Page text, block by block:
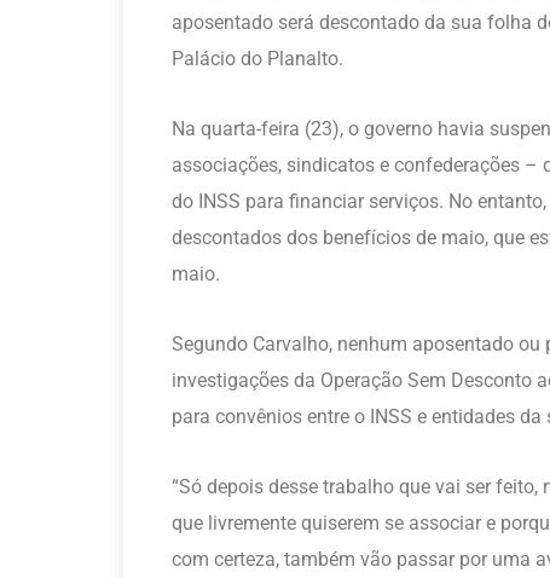
aposentado será descontado da sua folha
Palácio do Planalto.
Na quarta-feira (23), o governo havia
associações, sindicatos e confederações
do INSS para financiar serviços. No
descontados dos benefícios de maio, que
maio.
Segundo Carvalho, nenhum aposentado
investigações da Operação Sem Desconto
para convênios entre o INSS e entidades da
“Só depois desse trabalho que vai ser
que livremente quiserem se associar e
com certeza, também vão passar por uma